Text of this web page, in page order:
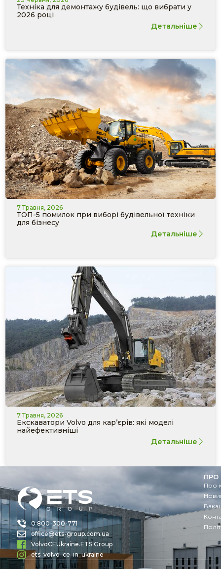
Техніка для демонтажу будівель: що вибрати у
2026 році
Детальніше
7 Травня, 2026
ТОП-5 помилок при виборі будівельної техніки
для бізнесу
Детальніше
7 Травня, 2026
Екскаватори Volvo для кар’єрів: які моделі
найефективніші
Детальніше
0 800-300-771
office@ets-group.com.ua
VolvoCEUkraine.ETS.Group
ets_volvo_ce_in_ukraine
ПРО
Про